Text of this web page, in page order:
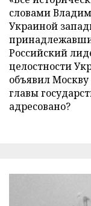
словами
Украиной
Российский
целостности
объявил Москву
главы
адресовано?